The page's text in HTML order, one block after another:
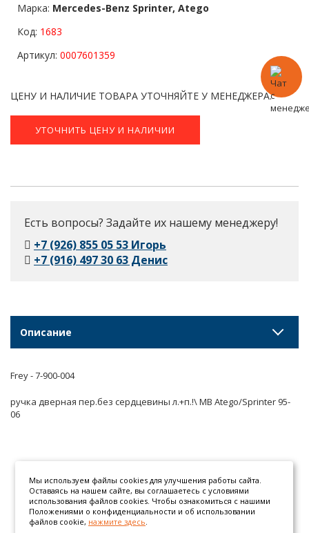
Марка: Mercedes-Benz Sprinter, Atego
Код: 1683
Артикул: 0007601359
ЦЕНУ И НАЛИЧИЕ ТОВАРА УТОЧНЯЙТЕ У МЕНЕДЖЕРА.
УТОЧНИТЬ ЦЕНУ И НАЛИЧИИ
Есть вопросы? Задайте их нашему менеджеру!
+7 (926) 855 05 53 Игорь
+7 (916) 497 30 63 Денис
Описание
Frey - 7-900-004
ручка дверная пер.без сердцевины л.+п.!\ MB Atego/Sprinter 95-
06
Мы используем файлы cookies для улучшения работы сайта.
Оставаясь на нашем сайте, вы соглашаетесь с условиями
использования файлов cookies. Чтобы ознакомиться с нашими
Положениями о конфиденциальности и об использовании
файлов cookie, нажмите здесь.